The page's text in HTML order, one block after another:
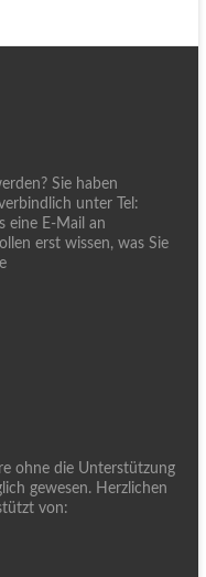
Sie haben
unter Tel:
eine E-Mail an
erst wissen, was Sie
ohne die Unterstützung
gewesen. Herzlichen
von: